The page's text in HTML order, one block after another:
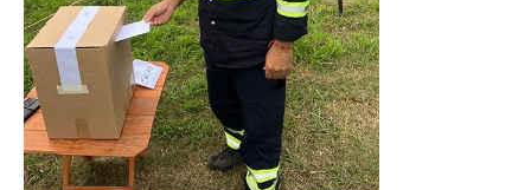
Secretaría de Deportes
Secretaría de Igualdad de Género
Secretaría de Comunicación
Secretaría de Jubilaciones